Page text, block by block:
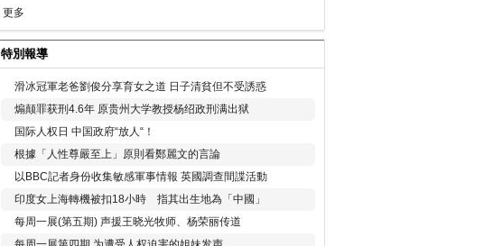
更多
特別報導
滑冰冠軍老爸劉俊分享育女之道 日子清貧但不受誘惑
煽颠罪获刑4.6年 原贵州大学教授杨绍政刑满出狱
国际人权日 中国政府“放人“！
根據「人性尊嚴至上」原則看鄭麗文的言論
以BBC記者身份收集敏感軍事情報 英國調查間諜活動
印度女上海轉機被扣18小時 指其出生地為「中國」
每周一展(第五期) 声援王晓光牧师、杨荣丽传道